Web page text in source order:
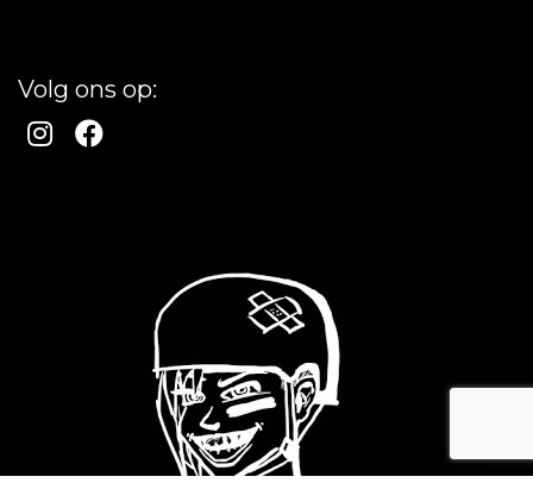
Volg ons op: